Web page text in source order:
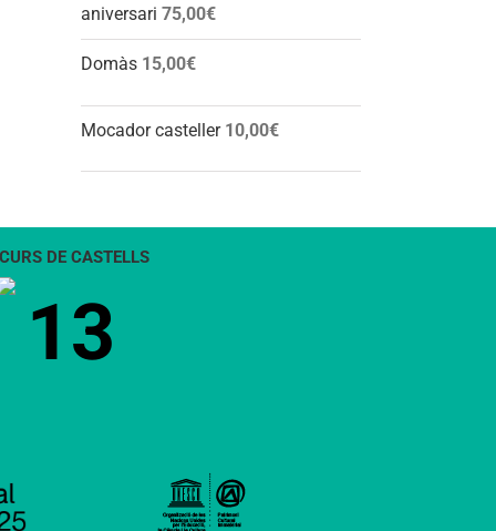
aniversari 75,00€
Domàs 15,00€
Mocador casteller 10,00€
DE CASTELLS
13